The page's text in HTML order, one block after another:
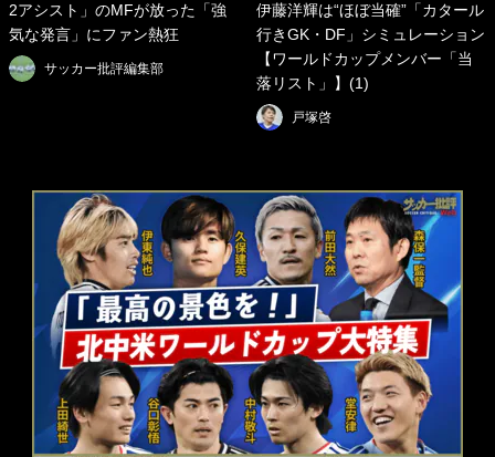
2アシスト」のMFが放った「強
気な発言」にファン熱狂
サッカー批評編集部
伊藤洋輝は“ほぼ当確”「カタール
行きGK・DF」シミュレーション
【ワールドカップメンバー「当
落リスト」】(1)
戸塚啓